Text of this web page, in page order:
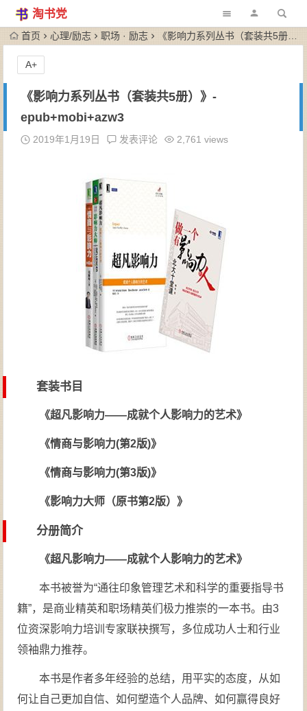
淘书党
首页 心理/励志 职场 · 励志 《影响力系列丛书（套装共5册）》-epub+mobi+azw3
《影响力系列丛书（套装共5册）》-
epub+mobi+azw3
2019年1月19日 发表评论 2,761 views
套装书目
《超凡影响力——成就个人影响力的艺术》
《情商与影响力(第2版)》
《情商与影响力(第3版)》
《影响力大师（原书第2版）》
分册简介
《超凡影响力——成就个人影响力的艺术》
本书被誉为“通往印象管理艺术和科学的重要指导书
籍”，是商业精英和职场精英们极力推崇的一本书。由3
位资深影响力培训专家联袂撰写，多位成功人士和行业
领袖鼎力推荐。
本书是作者多年经验的总结，用平实的态度，从如
何让自己更加自信、如何塑造个人品牌、如何赢得良好
A+